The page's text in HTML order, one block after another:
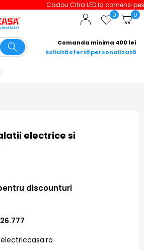
LED la comenzi peste 3000 lei!
0 0
Comanda minima 400 lei
Solicită ofertă personalizată
electrice si
discounturi